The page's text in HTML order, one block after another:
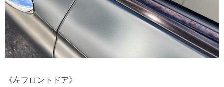
《左フロントドア》